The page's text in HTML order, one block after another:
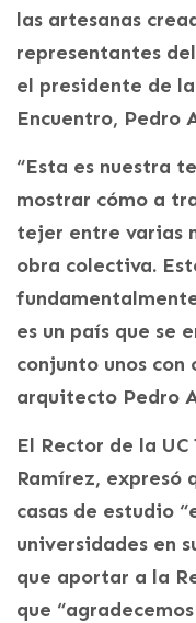
las artesanas
representantes
el presidente de
Encuentro, Pedro
“Esta es nuestra
mostrar cómo a
tejer entre varias
obra colectiva.
es un país que se
conjunto unos con
arquitecto Pedro
El Rector de la
Ramírez, expresó
casas de estudio
universidades en
que aportar a la
que